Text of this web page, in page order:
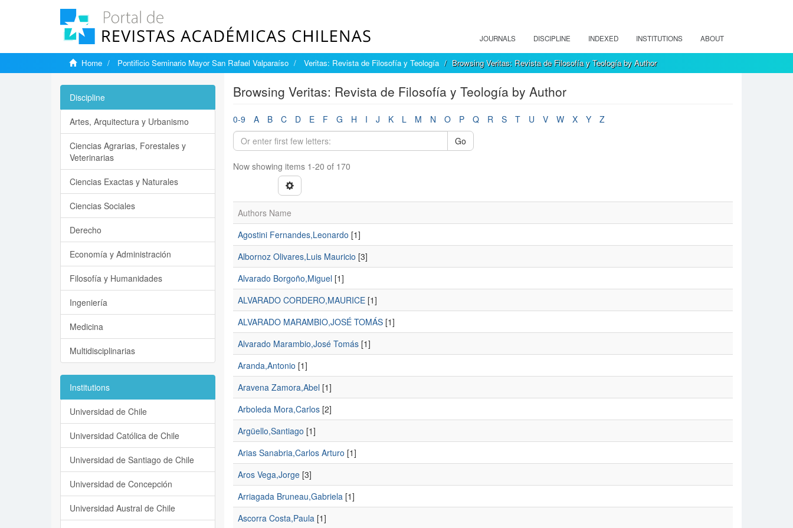
JOURNALS DISCIPLINE INDEXED INSTITUTIONS ABOUT
Home Pontificio Seminario Mayor San Rafael Valparaíso Veritas: Revista de Filosofía y Teología Browsing Veritas: Revista de Filosofía y Teología by Author
Browsing Veritas: Revista de Filosofía y Teología by Author
0-9 A B C D E F G H I J K L M N O P Q R S T U V W X Y
Z
Go
Now showing items 1-20 of 170
Authors Name
Agostini Fernandes,Leonardo [1]
Albornoz Olivares,Luis Mauricio [3]
Alvarado Borgoño,Miguel[1]
ALVARADO CORDERO,MAURICE[1]
ALVARADO MARAMBIO,JOSÉ TOMÁS[1]
Alvarado Marambio,José Tomás[1]
Aranda,Antonio [1]
Aravena Zamora,Abel[1]
Arboleda Mora,Carlos[2]
Argüello,Santiago [1]
Arias Sanabria,Carlos Arturo [1]
Aros Vega,Jorge[3]
Arriagada Bruneau,Gabriela[1]
Ascorra Costa,Paula[1]
Discipline
Artes, Arquitectura y Urbanismo
Ciencias Agrarias, Forestales y
Veterinarias
Ciencias Exactas y Naturales
Ciencias Sociales
Derecho
Economía y Administración
Filosofía y Humanidades
Ingeniería
Medicina
Multidisciplinarias
Institutions
Universidad de Chile
Universidad Católica de Chile
Universidad de Santiago de Chile
Universidad de Concepción
Universidad Austral de Chile